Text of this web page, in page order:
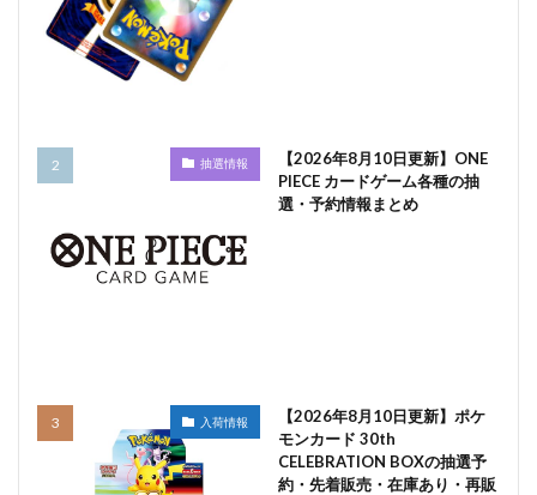
抽選情報
【2026年8月10日更新】ONE
PIECE カードゲーム各種の抽
選・予約情報まとめ
入荷情報
【2026年8月10日更新】ポケ
モンカード 30th
CELEBRATION BOXの抽選予
約・先着販売・在庫あり・再販